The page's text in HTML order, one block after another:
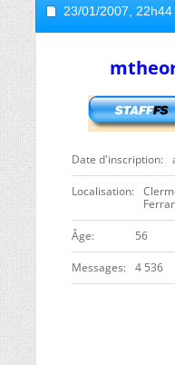
23/01/2007, 22h44
Date d'inscription
Localisation
Âge 56
Messages 4 536